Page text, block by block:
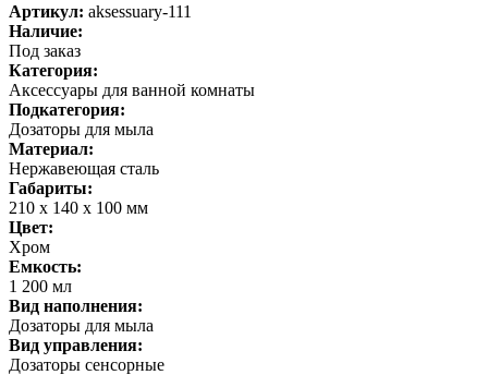
Артикул: aksessuary-111
Наличие:
Под заказ
Категория:
Аксессуары для ванной комнаты
Подкатегория:
Дозаторы для мыла
Материал:
Нержавеющая сталь
Габариты:
210 х 140 х 100 мм
Цвет:
Хром
Емкость:
1 200 мл
Вид наполнения:
Дозаторы для мыла
Вид управления:
Дозаторы сенсорные